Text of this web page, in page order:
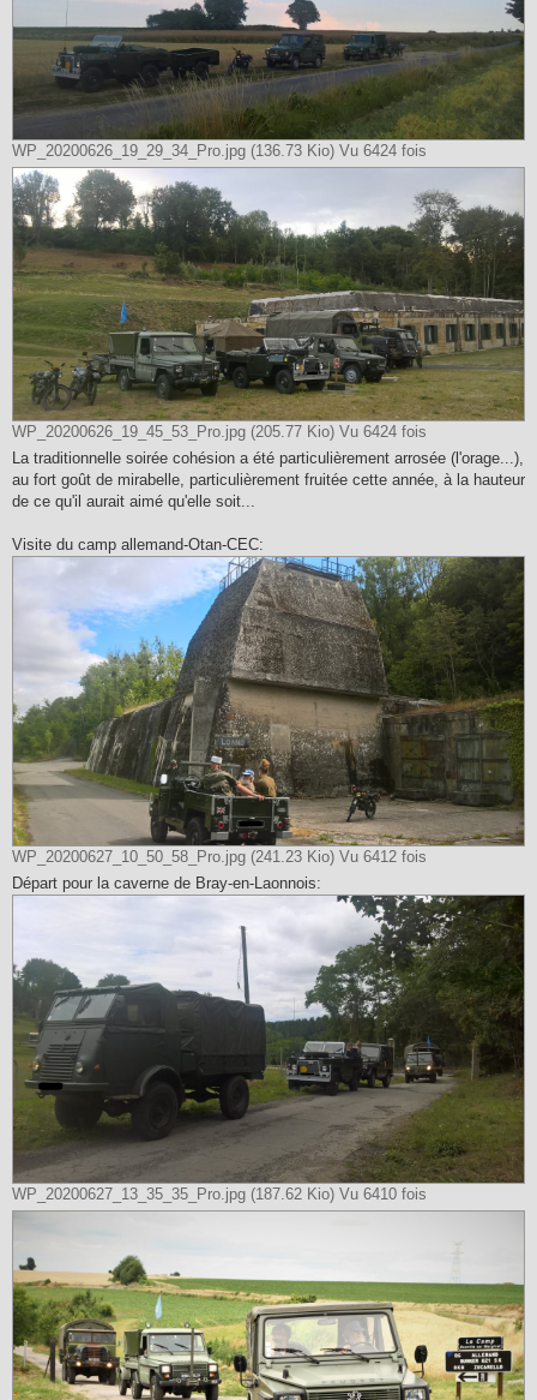
WP_20200626_19_29_34_Pro.jpg (136.73 Kio) Vu 6424 fois
WP_20200626_19_45_53_Pro.jpg (205.77 Kio) Vu 6424 fois
La traditionnelle soirée cohésion a été particulièrement arrosée (l'orage...),
au fort goût de mirabelle, particulièrement fruitée cette année, à la hauteur
de ce qu'il aurait aimé qu'elle soit...
Visite du camp allemand-Otan-CEC:
WP_20200627_10_50_58_Pro.jpg (241.23 Kio) Vu 6412 fois
Départ pour la caverne de Bray-en-Laonnois:
WP_20200627_13_35_35_Pro.jpg (187.62 Kio) Vu 6410 fois